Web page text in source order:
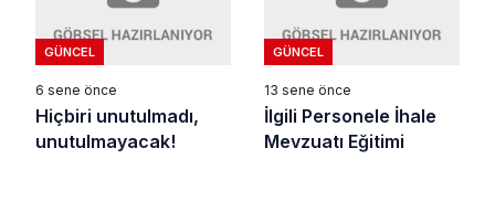
GÜNCEL
6 sene önce
Hiçbiri unutulmadı,
unutulmayacak!
GÜNCEL
13 sene önce
İlgili Personele İhale
Mevzuatı Eğitimi